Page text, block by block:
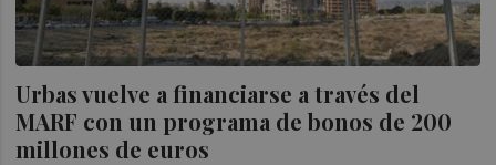
Urbas vuelve a financiarse a través del
MARF con un programa de bonos de 200
millones de euros